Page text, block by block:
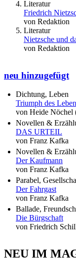
Literatur
Friedrich
von Redaktion
Literatur
Nietzsche und
von Redaktion
neu hinzugefügt
Dichtung, Leben
Triumph des
von Heide Nöchel
Novellen &
DAS URTEIL
von Franz Kafka
Novellen &
Der Kaufmann
von Franz Kafka
Parabel,
Der Fahrgast
von Franz Kafka
Ballade,
Die Bürgschaft
von Friedrich
NEU IM